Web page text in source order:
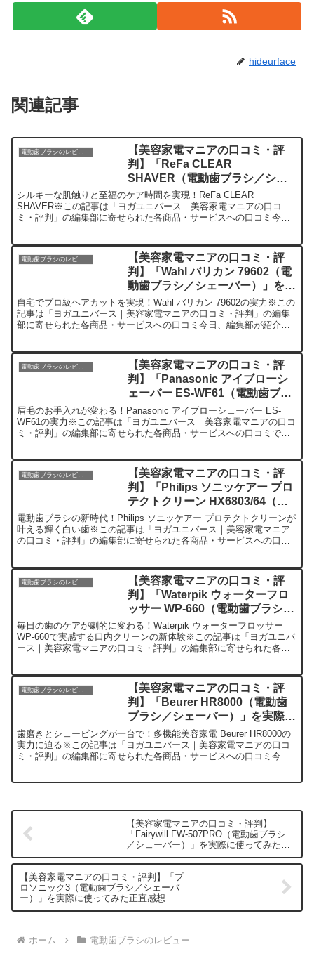
hideurface
関連記事
【美容家電マニアの口コミ・評
判】「ReFa CLEAR
SHAVER（電動歯ブラシ／シェ
ーバー）」を実際に使ってみた正
直感想
シルキーな肌触りと至福のケア時間を実現！ReFa CLEAR
SHAVER※この記事は「ヨガユニバース｜美容家電マニアの口コ
ミ・評判」の編集部に寄せられた各商品・サービスへの口コミ今
電動歯ブラシのレビュー
【美容家電マニアの口コミ・評
判】「Wahl バリカン 79602（電
動歯ブラシ／シェーバー）」を実
際に使ってみた正直感想
自宅でプロ級ヘアカットを実現！Wahl バリカン 79602の実力※この
記事は「ヨガユニバース｜美容家電マニアの口コミ・評判」の編集
部に寄せられた各商品・サービスへの口コミ今日、編集部が紹介し
電動歯ブラシのレビュー
【美容家電マニアの口コミ・評
判】「Panasonic アイブローシ
ェーバー ES-WF61（電動歯ブラ
シ／シェーバー）」を実際に使っ
てみた正直感想
眉毛のお手入れが変わる！Panasonic アイブローシェーバー ES-
WF61の実力※この記事は「ヨガユニバース｜美容家電マニアの口コ
ミ・評判」の編集部に寄せられた各商品・サービスへの口コミで
【美容家電マニアの口コミ・評
判】「Philips ソニッケアー プロ
テクトクリーン HX6803/64（電
動歯ブラシ／シェーバー）」を実
際に使ってみた正直感想
電動歯ブラシの新時代！Philips ソニッケアー プロテクトクリーンが
叶える輝く白い歯※この記事は「ヨガユニバース｜美容家電マニア
の口コミ・評判」の編集部に寄せられた各商品・サービスへの口コ
電動歯ブラシのレビュー
【美容家電マニアの口コミ・評
判】「Waterpik ウォーターフロ
ッサー WP-660（電動歯ブラシ／
シェーバー）」を実際に使ってみ
た正直感想
毎日の歯のケアが劇的に変わる！Waterpik ウォーターフロッサー
WP-660で実感する口内クリーンの新体験※この記事は「ヨガユニバ
ース｜美容家電マニアの口コミ・評判」の編集部に寄せられた各商
電動歯ブラシのレビュー
【美容家電マニアの口コミ・評
判】「Beurer HR8000（電動歯
ブラシ／シェーバー）」を実際に
使ってみた正直感想
歯磨きとシェービングが一台で！多機能美容家電 Beurer HR8000の
実力に迫る※この記事は「ヨガユニバース｜美容家電マニアの口コ
ミ・評判」の編集部に寄せられた各商品・サービスへの口コミ今
【美容家電マニアの口コミ・評判】
「Fairywill FW-507PRO（電動歯ブラシ
／シェーバー）」を実際に使ってみた正
直感想
【美容家電マニアの口コミ・評判】「プ
ロソニック3（電動歯ブラシ／シェーバ
ー）」を実際に使ってみた正直感想
ホーム 電動歯ブラシのレビュー